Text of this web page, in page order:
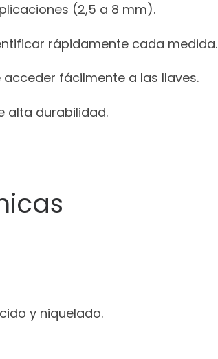
(2,5 a 8 mm).
rápidamente cada medida.
fácilmente a las llaves.
alta durabilidad.
y niquelado.